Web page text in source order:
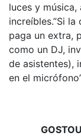
luces y
increíbles.”Si
paga un extra,
como un DJ,
de asistentes),
en el